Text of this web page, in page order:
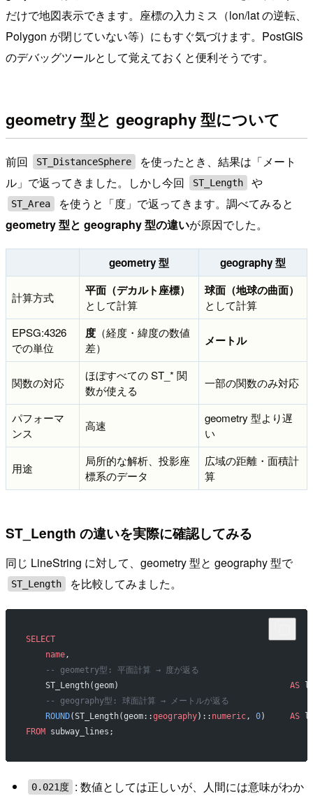
だけで地図表示できます。座標の入力ミス（lon/lat の逆転、
Polygon が閉じていない等）にもすぐ気づけます。PostGIS
のデバッグツールとして覚えておくと便利そうです。
geometry 型と geography 型について
前回 ST_DistanceSphere
を使ったとき、結果は「メート
ル」で返ってきました。しかし今回
ST_Length や
ST_Area
を使うと「度」で返ってきます。調べてみると
geometry 型と geography 型の違いが原因でした。
geometry 型 geography 型
計算方式 平面（デカルト座標）
として計算
球面（地球の曲面）
として計算
EPSG:4326
での単位
度 （経度・緯度の数値
差）
メートル
関数の対応
ほぼすべての ST_* 関
数が使える
一部の関数のみ対応
パフォーマ
ンス
高速
geometry 型より遅
い
用途
局所的な解析、投影座
標系のデータ
広域の距離・面積計
算
ST_Length の違いを実際に確認してみる
同じ LineString に対して、geometry 型と geography 型で
ST_Length を比較してみました。
SELECT
    name
,
    -- geometry型: 平面計算 → 度が返る
    ST_Length(geom)
AS
    -- geography型: 球面計算 → メートルが返る
    ROUND
(ST_Length(geom::geography):: numeric, 0) AS
FROM subway_lines;
0.021度 : 数値としては正しいが、人間には意味がわか